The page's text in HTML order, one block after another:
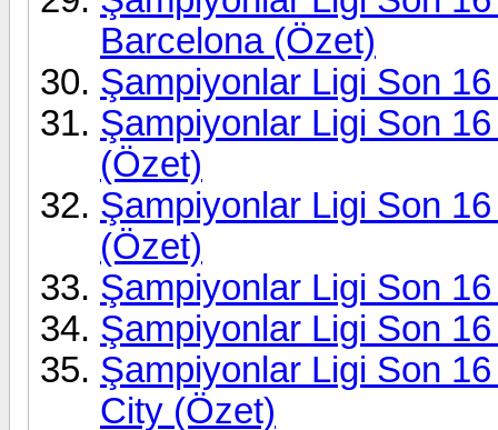
Barcelona (Özet)
Şampiyonlar Ligi Son
Şampiyonlar Ligi Son
(Özet)
Şampiyonlar Ligi Son
(Özet)
Şampiyonlar Ligi Son
Şampiyonlar Ligi Son
Şampiyonlar Ligi Son
City (Özet)